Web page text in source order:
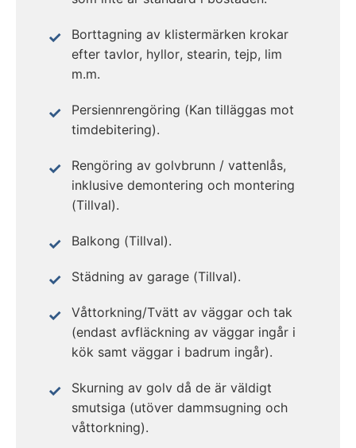
Borttagning av klistermärken krokar
efter tavlor, hyllor, stearin, tejp, lim
m.m.
Persiennrengöring (Kan tilläggas mot
timdebitering).
Rengöring av golvbrunn / vattenlås,
inklusive demontering och montering
(Tillval).
Balkong (Tillval).
Städning av garage (Tillval).
Våttorkning/Tvätt av väggar och tak
(endast avfläckning av väggar ingår i
kök samt väggar i badrum ingår).
Skurning av golv då de är väldigt
smutsiga (utöver dammsugning och
våttorkning).